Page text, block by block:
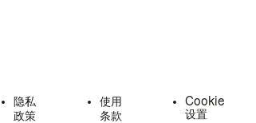
隐私
政策
使用
条款
Cookie
设置